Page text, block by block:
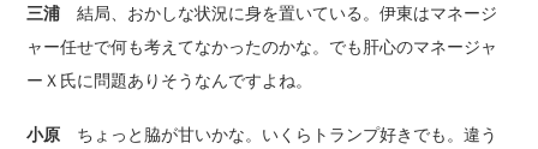
三浦 結局、おかしな状況に身を置いている。伊東はマネージ
ャー任せで何も考えてなかったのかな。でも肝心のマネージャ
ーＸ氏に問題ありそうなんですよね。
小原 ちょっと脇が甘いかな。いくらトランプ好きでも。違う